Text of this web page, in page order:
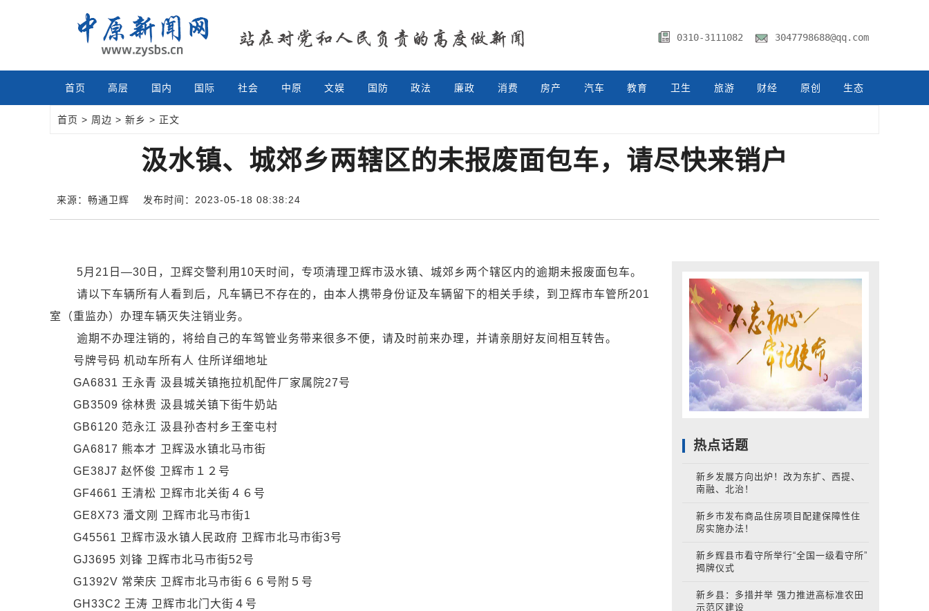
0310-3111082 3047798688@qq.com
首页 高层 国内 国际 社会 中原 文娱 国防 政法 廉政 消费 房产 汽车 教育 卫生 旅游 财经 原创 生态
首页 > 周边 > 新乡 > 正文
汲水镇、城郊乡两辖区的未报废面包车，请尽快来销户
来源：畅通卫辉 发布时间：2023-05-18 08:38:24
5月21日—30日，卫辉交警利用10天时间，专项清理卫辉市汲水镇、城郊乡两个辖区内的逾期未报废面包车。
请以下车辆所有人看到后，凡车辆已不存在的，由本人携带身份证及车辆留下的相关手续，到卫辉市车管所201
室（重监办）办理车辆灭失注销业务。
逾期不办理注销的，将给自己的车驾管业务带来很多不便，请及时前来办理，并请亲朋好友间相互转告。
号牌号码 机动车所有人 住所详细地址
GA6831 王永青 汲县城关镇拖拉机配件厂家属院27号
GB3509 徐林贵 汲县城关镇下街牛奶站
GB6120 范永江 汲县孙杏村乡王奎屯村
GA6817 熊本才 卫辉汲水镇北马市街
GE38J7 赵怀俊 卫辉市１２号
GF4661 王清松 卫辉市北关街４６号
GE8X73 潘文刚 卫辉市北马市街1
G45561 卫辉市汲水镇人民政府 卫辉市北马市街3号
GJ3695 刘锋 卫辉市北马市街52号
G1392V 常荣庆 卫辉市北马市街６６号附５号
GH33C2 王涛 卫辉市北门大街４号
热点话题
新乡发展方向出炉！改为东扩、西提、
南融、北治！
新乡市发布商品住房项目配建保障性住
房实施办法！
新乡辉县市看守所举行“全国一级看守所”
揭牌仪式
新乡县：多措并举 强力推进高标准农田
示范区建设